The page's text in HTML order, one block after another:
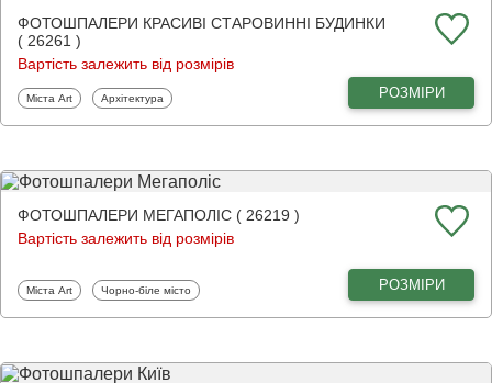
ФОТОШПАЛЕРИ КРАСИВІ СТАРОВИННІ БУДИНКИ
( 26261 )
Вартість залежить від розмірів
Фотошпалери
Міста Art Фотошпалери
Архітектура РОЗМІРИ
ФОТОШПАЛЕРИ МЕГАПОЛІС ( 26219 )
Вартість залежить від розмірів
Фотошпалери
Міста Art Фотошпалери
Чорно-біле місто РОЗМІРИ